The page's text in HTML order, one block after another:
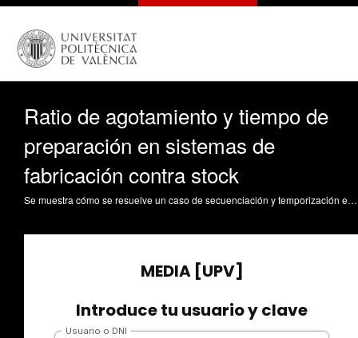
Ratio de agotamiento y tiempo de
preparación en sistemas de
fabricación contra stock
Se muestra cómo se resuelve un caso de secuenciación y temporización en un sistema de fabricación contra stock donde hay tiempos de preparación Andrés Romano, C. (2021). Ratio de agotamiento y tiempo de preparación en sistemas de fabricación contra stock. https://riunet.upv.es/handle/10251/167351 DER